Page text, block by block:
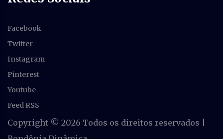
Facebook
Twitter
Instagram
Pinterest
Youtube
Feed RSS
Copyright © 2026 Todos os direitos reservados |